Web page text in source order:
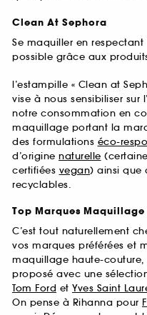
Clean At Sephora
Se maquiller en respectant
possible grâce aux
l’estampille « Clean at
vise à nous sensibiliser
notre consommation en
maquillage portant la
des formulations éco-
d’origine naturelle
certifiées vegan) ainsi que
recyclables.
Top Marques Maquillage
C’est tout naturellement
vos marques préférées et
maquillage haute-
proposé avec une
Tom Ford et Yves Saint
On pense à Rihanna pour